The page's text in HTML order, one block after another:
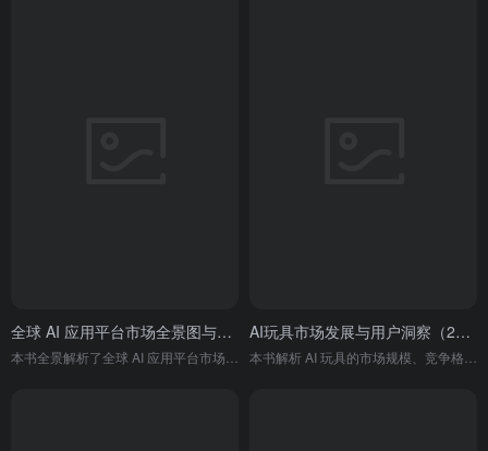
全球 AI 应用平台市场全景图与趋势洞察报告 AI玩具市场发展与用户洞察（2026）